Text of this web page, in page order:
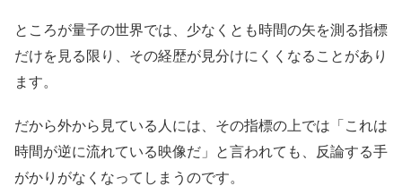
ところが量子の世界では、少なくとも時間の矢を測る指標
だけを見る限り、その経歴が見分けにくくなることがあり
ます。
だから外から見ている人には、その指標の上では「これは
時間が逆に流れている映像だ」と言われても、反論する手
がかりがなくなってしまうのです。